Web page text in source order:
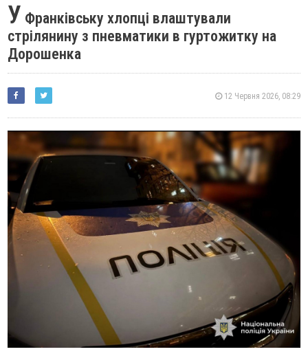
У Франківську хлопці влаштували
стрілянину з пневматики в гуртожитку на
Дорошенка
12 Червня 2026, 08:29